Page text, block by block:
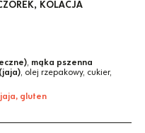
KOLACJA
, mąka pszenna
, olej rzepakowy, cukier,
gluten